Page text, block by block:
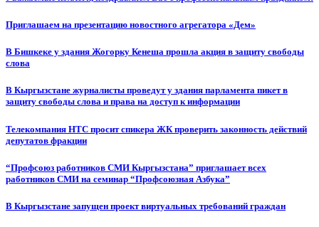
Приглашаем на презентацию новостного агрегатора «Дем»
В Бишкеке у здания Жогорку Кенеша прошла акция в защиту свободы
слова
В Кыргызстане журналисты проведут у здания парламента пикет в
защиту свободы слова и права на доступ к информации
Телекомпания НТС просит спикера ЖК проверить законность действий
депутатов фракции
“Профсоюз работников СМИ Кыргызстана” приглашает всех
работников СМИ на семинар “Профсоюзная Азбука”
В Кыргызстане запущен проект виртуальных требований граждан